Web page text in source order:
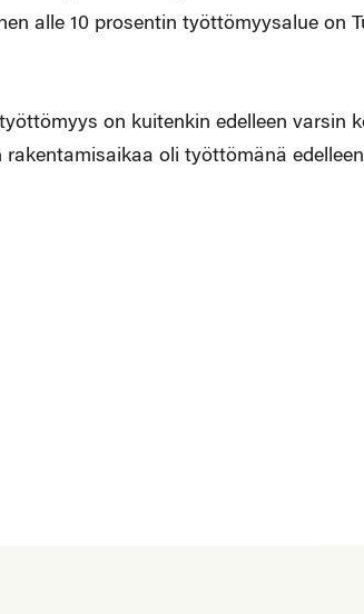
alle 10 prosentin työttömyysalue on
on kuitenkin edelleen varsin
oli työttömänä